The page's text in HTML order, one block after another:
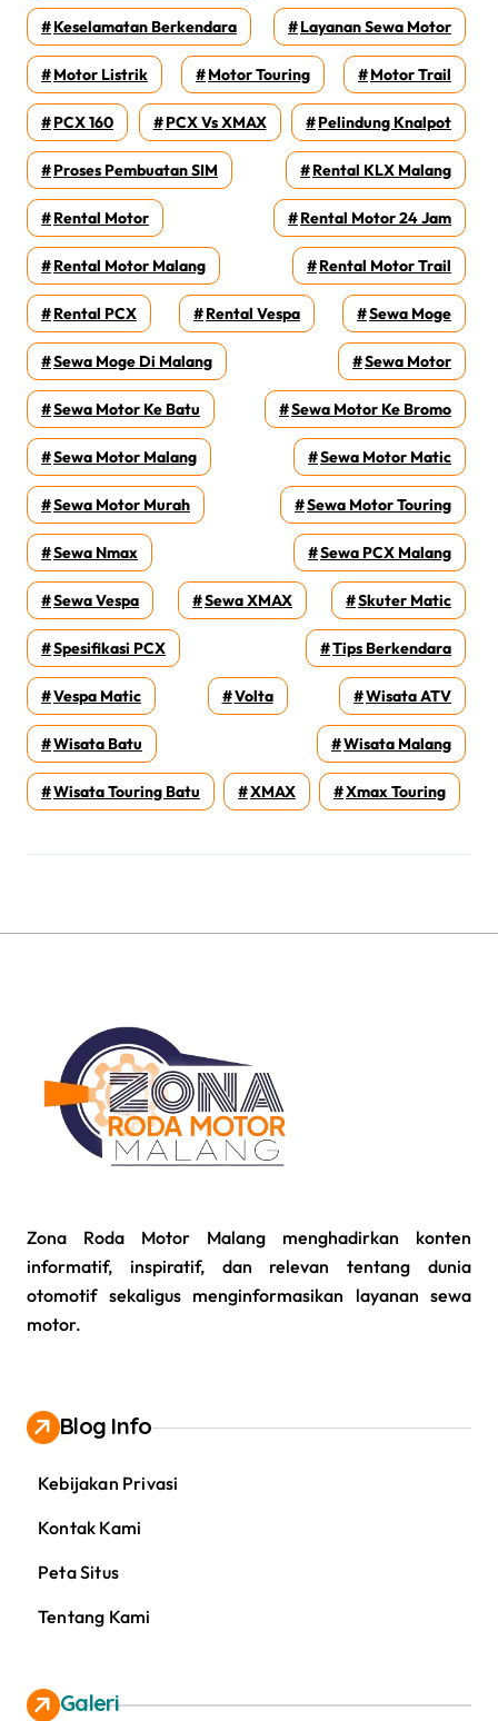
Keselamatan Berkendara Layanan Sewa Motor
Motor Listrik Motor Touring Motor Trail
PCX 160 PCX Vs XMAX Pelindung Knalpot
Proses Pembuatan SIM Rental KLX Malang
Rental Motor Rental Motor 24 Jam
Rental Motor Malang Rental Motor Trail
Rental PCX Rental Vespa Sewa Moge
Sewa Moge Di Malang Sewa Motor
Sewa Motor Ke Batu Sewa Motor Ke Bromo
Sewa Motor Malang Sewa Motor Matic
Sewa Motor Murah Sewa Motor Touring
Sewa Nmax Sewa PCX Malang
Sewa Vespa Sewa XMAX Skuter Matic
Spesifikasi PCX Tips Berkendara
Vespa Matic Volta Wisata ATV
Wisata Batu Wisata Malang
Wisata Touring Batu XMAX Xmax Touring
Zona Roda Motor Malang menghadirkan konten
informatif, inspiratif, dan relevan tentang dunia
otomotif sekaligus menginformasikan layanan sewa
motor.
Blog Info
Kebijakan Privasi
Kontak Kami
Peta Situs
Tentang Kami
Galeri